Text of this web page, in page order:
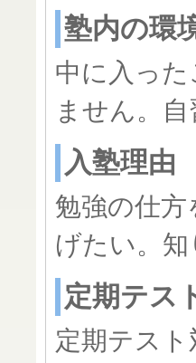
塾内の環
中に入っ
ません。
入塾理由
勉強の仕
げたい。
定期テス
定期テス